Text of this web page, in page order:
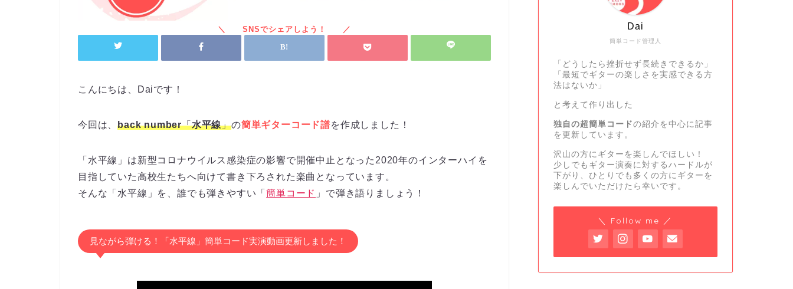
こんにちは、Daiです！
今回は、back number「水平線」の簡単ギターコード譜を作成しました！
「水平線」は新型コロナウイルス感染症の影響で開催中止となった2020年のインターハイを
目指していた高校生たちへ向けて書き下ろされた楽曲となっています。
そんな「水平線」を、誰でも弾きやすい「簡単コード 」で弾き語りましょう！
見ながら弾ける！「水平線」簡単コード実演動画更新しました！
簡単コード管理人
Dai
「どうしたら挫折せず長続きできるか」
「最短でギターの楽しさを実感できる方
法はないか」
と考えて作り出した
独自の超簡単コードの紹介を中心に記事
を更新しています。
沢山の方にギターを楽しんでほしい！
少しでもギター演奏に対するハードルが
下がり、ひとりでも多くの方にギターを
楽しんでいただけたら幸いです。
＼ Follow me ／